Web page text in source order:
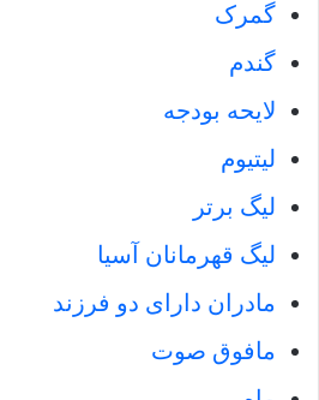
گمرک
گندم
لایحه بودجه
لیتیوم
لیگ برتر
لیگ قهرمانان آسیا
مادران دارای دو فرزند
مافوق صوت